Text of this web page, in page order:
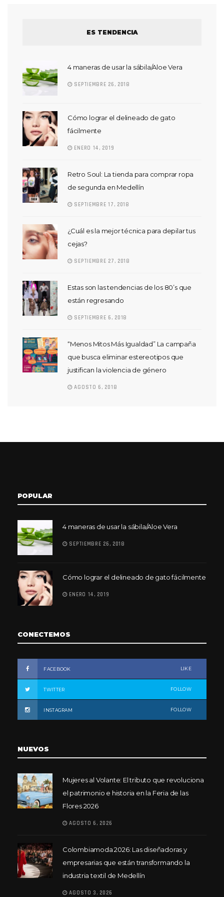
ES TENDENCIA
4 maneras de usar la sábila/Aloe Vera
SEPTIEMBRE 26, 2018
Cómo lograr el delineado de gato
fácilmente
ENERO 14, 2019
Retro Soul: La tienda para comprar ropa
de segunda en Medellín
SEPTIEMBRE 17, 2018
¿Cuál es la mejor técnica para depilar tus
cejas?
SEPTIEMBRE 27, 2018
Estas son las tendencias de los 80’s que
están regresando
SEPTIEMBRE 6, 2018
“Menos Mitos Más Igualdad” La campaña
que busca eliminar estereotipos que
justifican la violencia de género
AGOSTO 6, 2018
POPULAR
4 maneras de usar la sábila/Aloe Vera
SEPTIEMBRE 26, 2018
Cómo lograr el delineado de gato fácilmente
ENERO 14, 2019
CONECTEMOS
FACEBOOK LIKE
TWITTER FOLLOW
INSTAGRAM FOLLOW
NUEVOS
Mujeres al Volante: El tributo que revoluciona
el patrimonio e historia en la Feria de las
Flores 2026
AGOSTO 6, 2026
Colombiamoda 2026: Las diseñadoras y
empresarias que están transformando la
industria textil de Medellín
AGOSTO 3, 2026